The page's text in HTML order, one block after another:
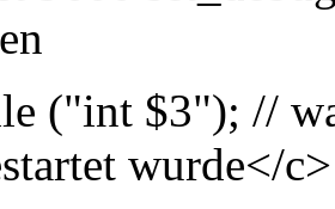
("int $3"); //
wurde</c>